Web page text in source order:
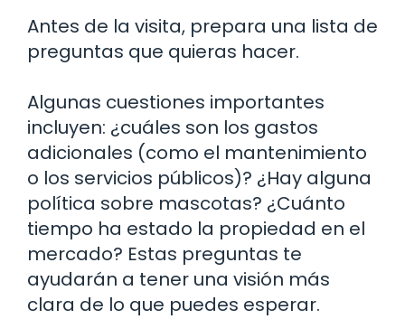
Antes de la visita, prepara una lista de
preguntas que quieras hacer.
Algunas cuestiones importantes
incluyen: ¿cuáles son los gastos
adicionales (como el mantenimiento
o los servicios públicos)? ¿Hay alguna
política sobre mascotas? ¿Cuánto
tiempo ha estado la propiedad en el
mercado? Estas preguntas te
ayudarán a tener una visión más
clara de lo que puedes esperar.